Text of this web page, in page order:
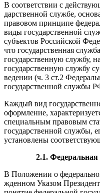
В соответствии с
дарственной службе,
правовом принципе
виды государ­ственной
субъектов Российской
что госу­дарственная
государ­ственную службу,
государствен­ную службу
ведении (ч. 3 ст.2
государственной служ­бы
Каждый вид
оформление,
специаль­ным правовым
государствен­ной службы,
установлены
2.1. Федеральная
В Положении о
жденном Указом